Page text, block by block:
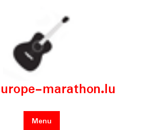
marathon.lu
Menu